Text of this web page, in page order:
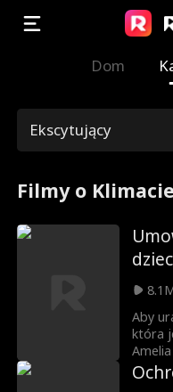
Dom
Ekscytujący
Filmy o
Aby
która